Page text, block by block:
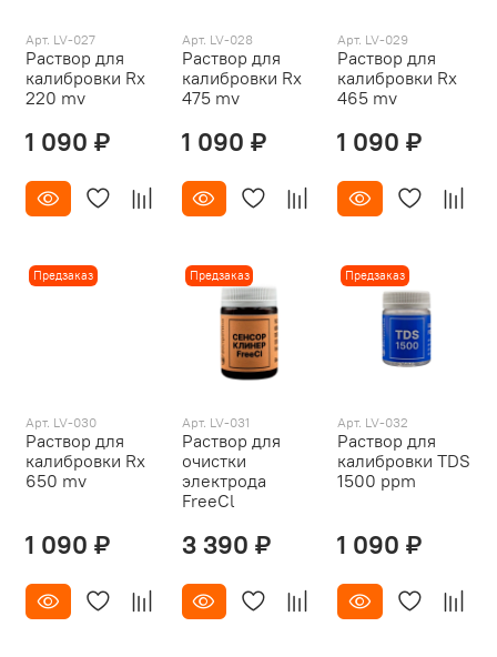
Арт. LV-027
Раствор для
калибровки Rx
220 mv
1 090 ₽
Арт. LV-028
Раствор для
калибровки Rx
475 mv
1 090 ₽
Арт. LV-029
Раствор для
калибровки Rx
465 mv
1 090 ₽
Предзаказ
Арт. LV-030
Раствор для
калибровки Rx
650 mv
1 090 ₽
Предзаказ
Арт. LV-031
Раствор для
очистки
электрода
FreeCl
3 390 ₽
Предзаказ
Арт. LV-032
Раствор для
калибровки TDS
1500 ppm
1 090 ₽